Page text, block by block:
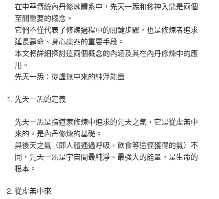
在中華傳統內丹修煉體系中，先天一炁和移神入鼎是兩個
至關重要的概念。
它們不僅代表了修煉過程中的關鍵步驟，也是修煉者追求
延長壽命、身心康泰的重要手段。
本文將詳細探討這兩個概念的內涵及其在內丹修煉中的應
用。
先天一炁：從虛無中來的純淨能量
先天一炁的定義
先天一炁是指道家修煉中追求的先天之氣，它是從虛無中
來的，是內丹修煉的基礎。
與後天之氣（即人體通過呼吸、飲食等途徑獲得的氣）不
同，先天一炁是宇宙間最純淨、最強大的能量，是生命的
根本。
從虛無中來